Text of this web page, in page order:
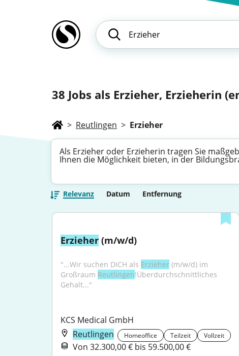
38 Jobs als Erzieher, Erzieherin
> Reutlingen > Erzieher
Als Erzieher oder Erzieherin tragen Sie
Ihnen die Möglichkeit bieten, in der
Relevanz Datum Entfernung
Erzieher (m/w/d)
"...Wir suchen DICH als Erzieher (m/w/d) im
Großraum Reutlingen!Überdurchschnittliches
Gehalt..."
KCS Medical GmbH
Reutlingen
Homeoffice Teilzeit Vollzeit
Von 32.300,00 € bis 59.500,00 €